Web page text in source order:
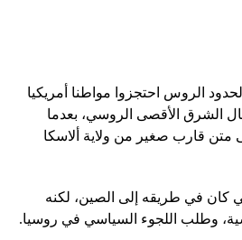
الروس احتجزوا مواطنا أمريكيا
الشرق الأقصى الروسي، بعدما
قارب صغير من ولاية ألاسكا
كان في طريقه إلى الصين، لكنه
وطلب اللجوء السياسي في روسيا.